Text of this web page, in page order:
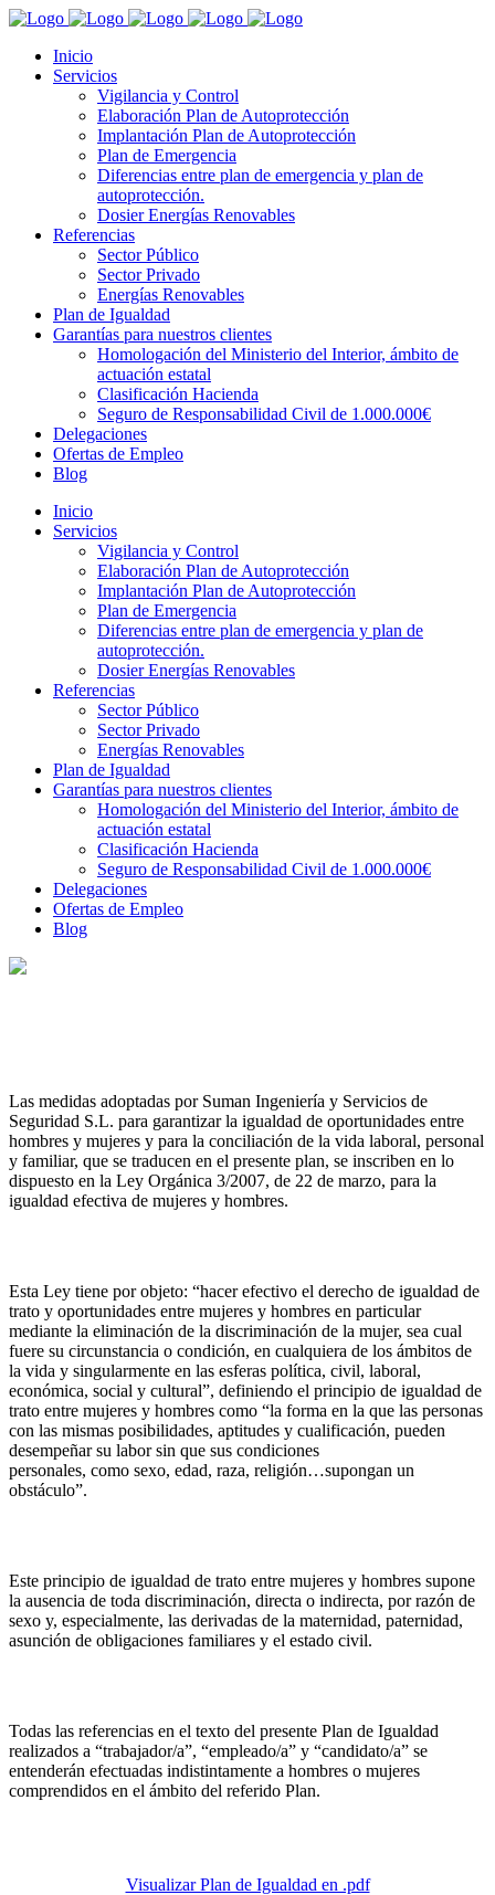
Inicio
Servicios
Vigilancia y Control
Elaboración Plan de Autoprotección
Implantación Plan de Autoprotección
Plan de Emergencia
Diferencias entre plan de emergencia y plan de
autoprotección.
Dosier Energías Renovables
Referencias
Sector Público
Sector Privado
Energías Renovables
Plan de Igualdad
Garantías para nuestros clientes
Homologación del Ministerio del Interior, ámbito de
actuación estatal
Clasificación Hacienda
Seguro de Responsabilidad Civil de 1.000.000€
Delegaciones
Ofertas de Empleo
Blog
Inicio
Servicios
Vigilancia y Control
Elaboración Plan de Autoprotección
Implantación Plan de Autoprotección
Plan de Emergencia
Diferencias entre plan de emergencia y plan de
autoprotección.
Dosier Energías Renovables
Referencias
Sector Público
Sector Privado
Energías Renovables
Plan de Igualdad
Garantías para nuestros clientes
Homologación del Ministerio del Interior, ámbito de
actuación estatal
Clasificación Hacienda
Seguro de Responsabilidad Civil de 1.000.000€
Delegaciones
Ofertas de Empleo
Blog
Las medidas adoptadas por Suman Ingeniería y Servicios de
Seguridad S.L. para garantizar la igualdad de oportunidades entre
hombres y mujeres y para la conciliación de la vida laboral, personal
y familiar, que se traducen en el presente plan, se inscriben en lo
dispuesto en la Ley Orgánica 3/2007, de 22 de marzo, para la
igualdad efectiva de mujeres y hombres.
Esta Ley tiene por objeto: “hacer efectivo el derecho de igualdad de
trato y oportunidades entre mujeres y hombres en particular
mediante la eliminación de la discriminación de la mujer, sea cual
fuere su circunstancia o condición, en cualquiera de los ámbitos de
la vida y singularmente en las esferas política, civil, laboral,
económica, social y cultural”, definiendo el principio de igualdad de
trato entre mujeres y hombres como “la forma en la que las personas
con las mismas posibilidades, aptitudes y cualificación, pueden
desempeñar su labor sin que sus condiciones
personales, como sexo, edad, raza, religión…supongan un
obstáculo”.
Este principio de igualdad de trato entre mujeres y hombres supone
la ausencia de toda discriminación, directa o indirecta, por razón de
sexo y, especialmente, las derivadas de la maternidad, paternidad,
asunción de obligaciones familiares y el estado civil.
Todas las referencias en el texto del presente Plan de Igualdad
realizados a “trabajador/a”, “empleado/a” y “candidato/a” se
entenderán efectuadas indistintamente a hombres o mujeres
comprendidos en el ámbito del referido Plan.
Visualizar Plan de Igualdad en .pdf